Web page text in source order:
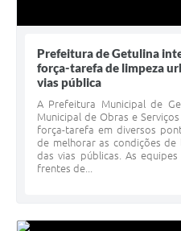
Prefeitura de Getulina
força-tarefa de limpeza
vias pública
A Prefeitura Municipal de
Municipal de Obras e
força-tarefa em diversos
de melhorar as condições de
das vias públicas. As
frentes de...